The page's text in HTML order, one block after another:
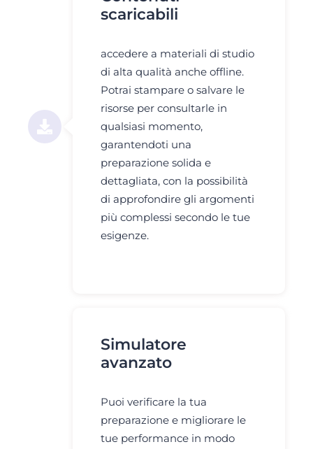
scaricabili
accedere a materiali di studio
di alta qualità anche offline.
Potrai stampare o salvare le
risorse per consultarle in
qualsiasi momento,
garantendoti una
preparazione solida e
dettagliata, con la possibilità
di approfondire gli argomenti
più complessi secondo le tue
esigenze.
Simulatore
avanzato
Puoi verificare la tua
preparazione e migliorare le
tue performance in modo